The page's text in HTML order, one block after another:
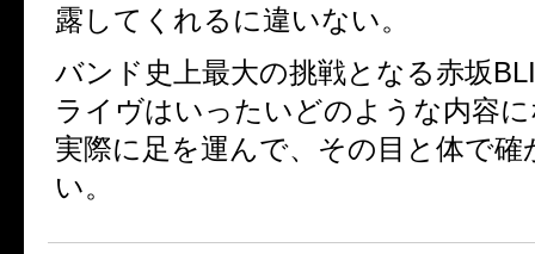
露してくれるに違いない。
バンド史上最大の挑戦となる赤坂
ライヴはいったいどのような内容
実際に足を運んで、その目と体で確
い。